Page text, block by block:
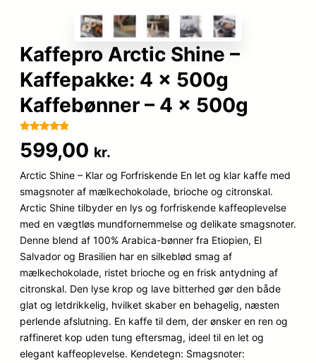
Kaffepro Arctic Shine –
Kaffepakke: 4 x 500g
Kaffebønner – 4 x 500g
som4.8
ud af 5
kundebedø
mmelser
599,00 kr.
Arctic Shine – Klar og Forfriskende En let og klar kaffe med
smagsnoter af mælkechokolade, brioche og citronskal.
Arctic Shine tilbyder en lys og forfriskende kaffeoplevelse
med en vægtløs mundfornemmelse og delikate smagsnoter.
Denne blend af 100% Arabica-bønner fra Etiopien, El
Salvador og Brasilien har en silkeblød smag af
mælkechokolade, ristet brioche og en frisk antydning af
citronskal. Den lyse krop og lave bitterhed gør den både
glat og letdrikkelig, hvilket skaber en behagelig, næsten
perlende afslutning. En kaffe til dem, der ønsker en ren og
raffineret kop uden tung eftersmag, ideel til en let og
elegant kaffeoplevelse. Kendetegn: Smagsnoter: